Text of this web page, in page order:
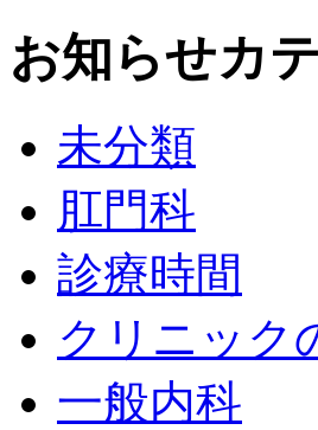
お知らせカ
未分類
肛門科
診療時間
クリニック
一般内科